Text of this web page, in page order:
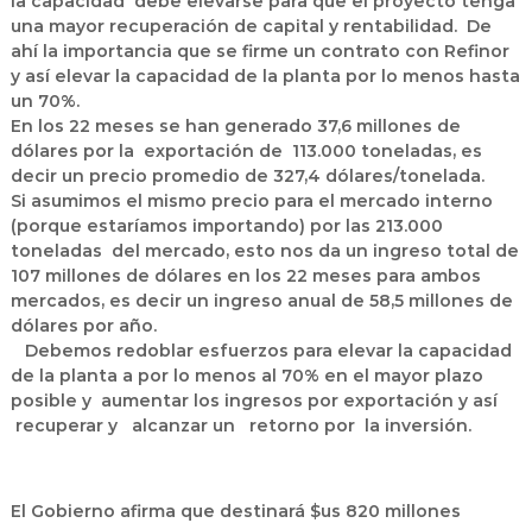
una mayor recuperación de capital y rentabilidad. De
ahí la importancia que se firme un contrato con Refinor
y así elevar la capacidad de la planta por lo menos hasta
un 70%.
En los 22 meses se han generado 37,6 millones de
dólares por la exportación de 113.000 toneladas, es
decir un precio promedio de 327,4 dólares/tonelada.
Si asumimos el mismo precio para el mercado interno
(porque estaríamos importando) por las 213.000
toneladas del mercado, esto nos da un ingreso total de
107 millones de dólares en los 22 meses para ambos
mercados, es decir un ingreso anual de 58,5 millones de
dólares por año.
Debemos redoblar esfuerzos para elevar la capacidad
de la planta a por lo menos al 70% en el mayor plazo
posible y aumentar los ingresos por exportación y así
recuperar y alcanzar un retorno por la inversión.
El Gobierno afirma que destinará $us 820 millones